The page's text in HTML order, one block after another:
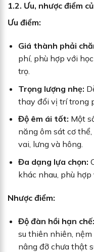
1.2. Ưu, nhược điểm
Ưu điểm:
Giá thành phải
phí, phù hợp với
trọ.
Trọng lượng nhẹ:
thay đổi vị trí trong
Độ êm ái tốt: Một
năng ôm sát cơ
vai, lưng và hông.
Đa dạng lựa chọn:
khác nhau, phù hợp
Nhược điểm:
Độ đàn hồi hạn chế:
su thiên nhiên,
nâng đỡ chưa thật